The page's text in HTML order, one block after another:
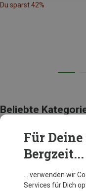
Du sparst 42%
Beliebte
Für
Bergzeit...
… verwenden wir
Services für Dich